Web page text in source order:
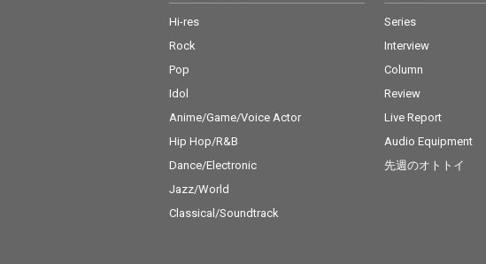
Hi-res
Rock
Pop
Idol
Anime/Game/Voice Actor
Hip Hop/R&B
Dance/Electronic
Jazz/World
Classical/Soundtrack
Series
Interview
Column
Review
Live Report
Audio Equipment
先週のオトトイ